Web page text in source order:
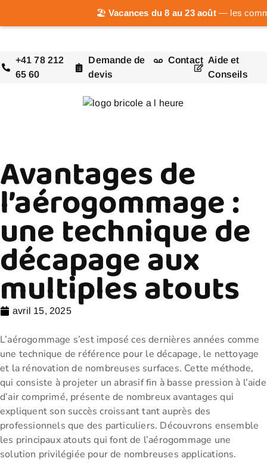
🏖️Vacances du 8 au 23 août— les
+41 78 212
65 60
Demande de
devis
Contact Aide et
Conseils
Avantages de
l’aérogommage :
une technique de
décapage aux
multiples atouts
avril 15, 2025
L’aérogommage s’est imposé ces dernières années comme
une technique de référence pour le décapage, le nettoyage
et la rénovation de nombreuses surfaces. Cette méthode,
qui consiste à projeter un abrasif fin à basse pression à l’aide
d’air comprimé, présente de nombreux avantages qui
expliquent son succès croissant tant auprès des
professionnels que des particuliers. Découvrons ensemble
les principaux atouts qui font de l’aérogommage une
solution privilégiée pour de nombreuses applications.